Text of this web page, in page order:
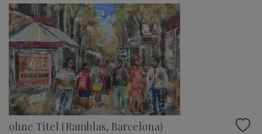
ohne Titel (Ramblas, Barcelona)